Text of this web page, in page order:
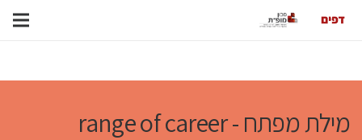
מילת מפתח - range of career